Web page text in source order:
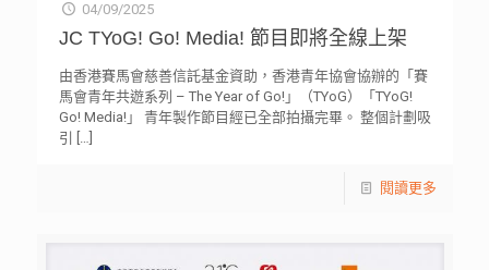
04/09/2025
JC TYoG! Go! Media! 節目即將全線上架
由香港賽馬會慈善信託基金資助，香港青年協會協辦的「賽
馬會青年共遊系列 – The Year of Go!」（TYoG）「TYoG!
Go! Media!」 青年製作節目經已全部拍攝完畢。 整個計劃吸
引
[…]
閱讀更多